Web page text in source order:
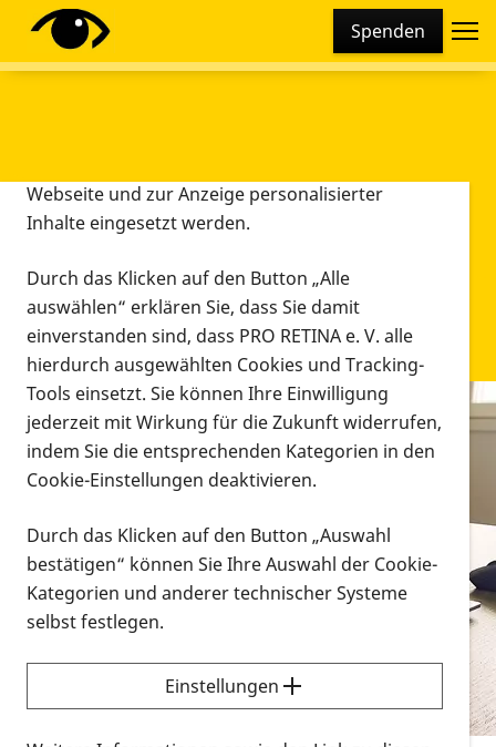
Spenden
Infomaterial
Infomaterial
Vorlesen
Alle Infomaterialien in verschiedenen
Formaten an einem Ort
Sie möchten wissen, wie Sie nach Infonmaterial
suchen und dieses bestellen bzw. herunterladen
können? Schauen Sie sich dieErklärvideos zum
Diese Webseite setzt verschiedene Cookies und
Tracking-Tools ein. Dies beinhaltet Cookies und
Webseite und zur Anzeige personalisierter
Inhalte eingesetzt werden.
Durch das Klicken auf den Button „Alle
auswählen“ erklären Sie, dass Sie damit
einverstanden sind, dass PRO RETINA e. V. alle
hierdurch ausgewählten Cookies und Tracking-
Tools einsetzt. Sie können Ihre Einwilligung
jederzeit mit Wirkung für die Zukunft widerrufen,
indem Sie die entsprechenden Kategorien in den
Cookie-Einstellungen deaktivieren.
Durch das Klicken auf den Button „Auswahl
bestätigen“ können Sie Ihre Auswahl der Cookie-
Kategorien und anderer technischer Systeme
selbst festlegen.
Einstellungen